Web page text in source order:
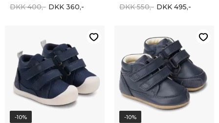
DKK 400,- DKK 360,-
DKK 550,- DKK 495,-
-10% -10%